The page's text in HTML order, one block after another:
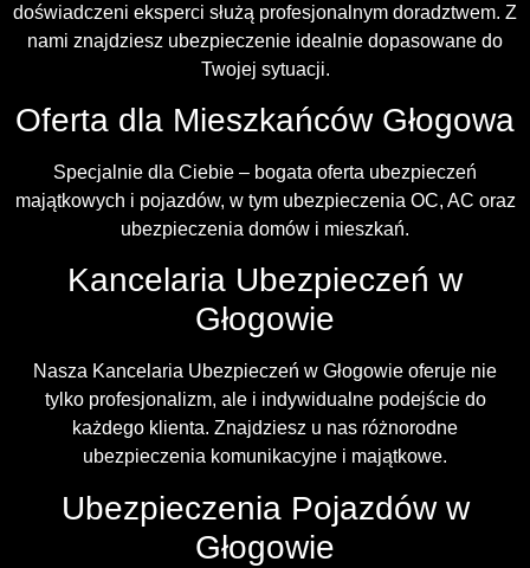
doświadczeni eksperci służą profesjonalnym doradztwem. Z
nami znajdziesz ubezpieczenie idealnie dopasowane do
Twojej sytuacji.
Oferta dla Mieszkańców Głogowa
Specjalnie dla Ciebie – bogata oferta ubezpieczeń
majątkowych i pojazdów, w tym ubezpieczenia OC, AC oraz
ubezpieczenia domów i mieszkań.
Kancelaria Ubezpieczeń w
Głogowie
Nasza Kancelaria Ubezpieczeń w Głogowie oferuje nie
tylko profesjonalizm, ale i indywidualne podejście do
każdego klienta. Znajdziesz u nas różnorodne
ubezpieczenia komunikacyjne i majątkowe.
Ubezpieczenia Pojazdów w
Głogowie